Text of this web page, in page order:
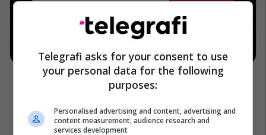
Telegrafi asks for your consent to use
your personal data for the following
purposes:
Personalised advertising and content, advertising and
content measurement, audience research and
services development